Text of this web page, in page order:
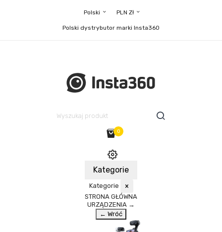
Polski PLN Zł
Polski dystrybutor marki Insta360
0
Kategorie
Kategorie ×
STRONA GŁÓWNA
URZĄDZENIA →
← Wróć